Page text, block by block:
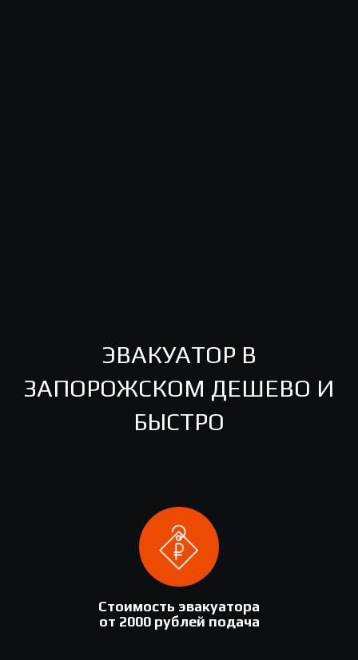
ЭВАКУАТОР В
ЗАПОРОЖСКОМ ДЕШЕВО И
БЫСТРО
Стоимость эвакуатора
от 2000 рублей подача